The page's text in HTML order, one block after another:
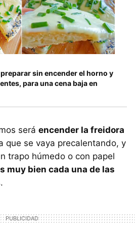
sin encender el horno y
para una cena baja en
será encender la freidora
que se vaya precalentando, y
trapo húmedo o con papel
muy bien cada una de las